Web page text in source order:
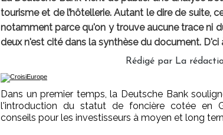
tourisme et de l’hôtellerie. Autant le dire de suite,
notamment parce qu'on y trouve aucune trace ni
deux n'est cité dans la synthèse du document. D'ci
Rédigé par La
Dans un premier temps, la Deutsche Bank
l'introduction du statut de foncière cotée en
conseils pour les investisseurs à moyen et long